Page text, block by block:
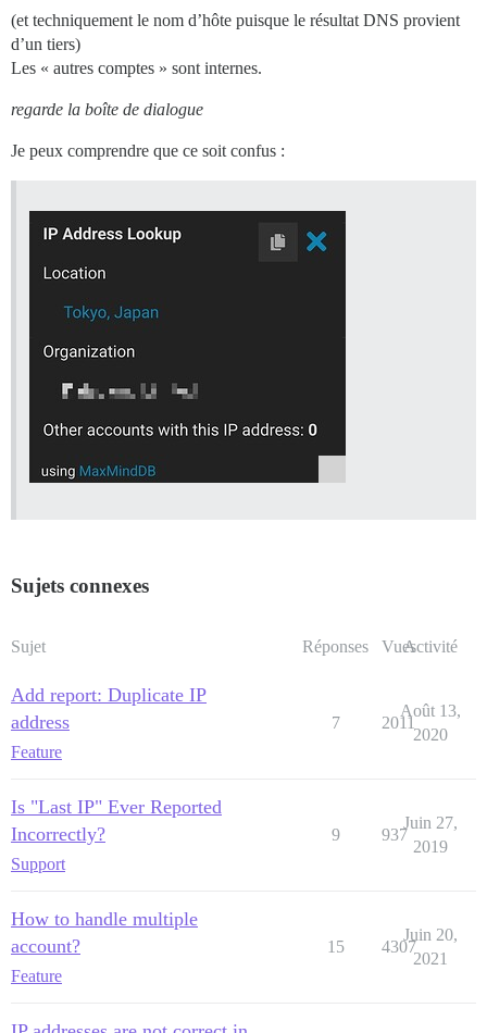
(et techniquement le nom d’hôte puisque le résultat DNS provient
d’un tiers)
Les « autres comptes » sont internes.
regarde la boîte de dialogue
Je peux comprendre que ce soit confus :
Sujets connexes
Sujet Réponses VuesActivité
Add report: Duplicate IP
address
Feature
7 2011
Août 13,
2020
Is "Last IP" Ever Reported
Incorrectly?
Support
9 937
Juin 27,
2019
How to handle multiple
account?
Feature
15 4307
Juin 20,
2021